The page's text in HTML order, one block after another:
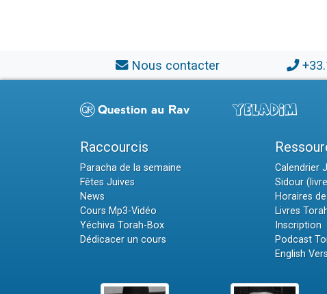
Nous contacter
Raccourcis
Paracha de la semaine
Fêtes Juives
News
Cours Mp3-Vidéo
Yéchiva Torah-Box
Dédicacer un cours
Calendrier
Sidour
Horaires
Livres
Inscription
Podcast
English